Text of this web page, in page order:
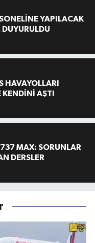
YAPILACAK
HAVAYOLLARI
AŞTI
MAX: SORUNLAR
DERSLER